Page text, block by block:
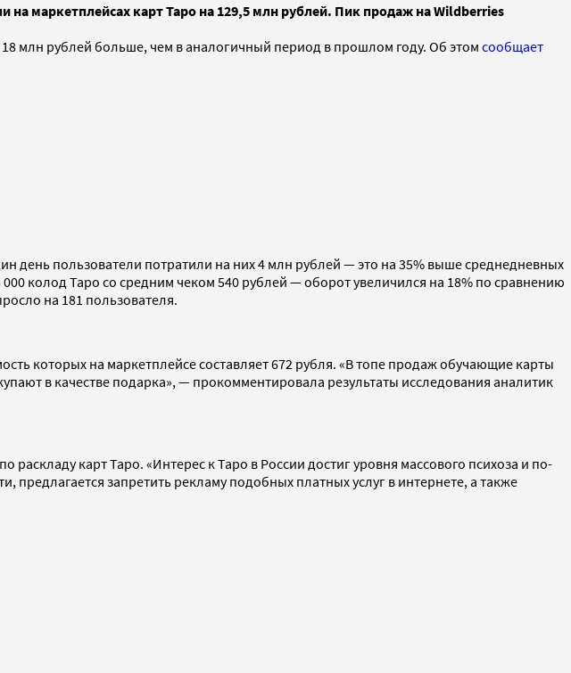
на маркетплейсах карт Таро на 129,5 млн рублей. Пик продаж на Wildberries
млн рублей больше, чем в аналогичный период в прошлом году. Об этом сообщает
день пользователи потратили на них 4 млн рублей — это на 35% выше среднедневных
колод Таро со средним чеком 540 рублей — оборот увеличился на 18% по сравнению
на 181 пользователя.
которых на маркетплейсе составляет 672 рубля. «В топе продаж обучающие карты
в качестве подарка», — прокомментировала результаты исследования аналитик
раскладу карт Таро. «Интерес к Таро в России достиг уровня массового психоза и по-
запретить рекламу подобных платных услуг в интернете, а также